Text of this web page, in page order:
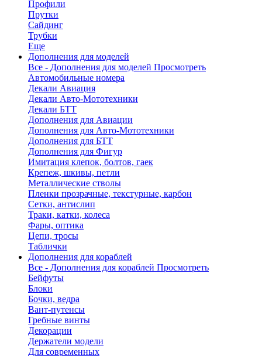
Профили
Прутки
Сайдинг
Трубки
Еще
Дополнения для моделей
Все - Дополнения для моделей Просмотреть
Автомобильные номера
Декали Авиация
Декали Авто-Мототехники
Декали БТТ
Дополнения для Авиации
Дополнения для Авто-Мототехники
Дополнения для БТТ
Дополнения для Фигур
Имитация клепок, болтов, гаек
Крепеж, шкивы, петли
Металлические стволы
Пленки прозрачные, текстурные, карбон
Сетки, антислип
Траки, катки, колеса
Фары, оптика
Цепи, тросы
Таблички
Дополнения для кораблей
Все - Дополнения для кораблей Просмотреть
Бейфуты
Блоки
Бочки, ведра
Вант-путенсы
Гребные винты
Декорации
Держатели модели
Для современных